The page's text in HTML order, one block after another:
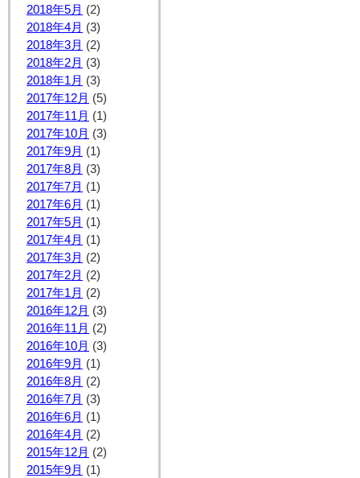
2018年5月 (2)
2018年4月 (3)
2018年3月 (2)
2018年2月 (3)
2018年1月 (3)
2017年12月 (5)
2017年11月 (1)
2017年10月 (3)
2017年9月 (1)
2017年8月 (3)
2017年7月 (1)
2017年6月 (1)
2017年5月 (1)
2017年4月 (1)
2017年3月 (2)
2017年2月 (2)
2017年1月 (2)
2016年12月 (3)
2016年11月 (2)
2016年10月 (3)
2016年9月 (1)
2016年8月 (2)
2016年7月 (3)
2016年6月 (1)
2016年4月 (2)
2015年12月 (2)
2015年9月 (1)